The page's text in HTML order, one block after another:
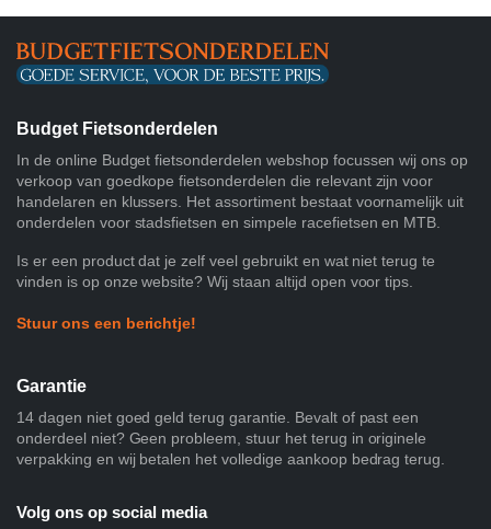
Budget Fietsonderdelen
In de online Budget fietsonderdelen webshop focussen wij ons op
verkoop van goedkope fietsonderdelen die relevant zijn voor
handelaren en klussers. Het assortiment bestaat voornamelijk uit
onderdelen voor stadsfietsen en simpele racefietsen en MTB.
Is er een product dat je zelf veel gebruikt en wat niet terug te
vinden is op onze website? Wij staan altijd open voor tips.
Stuur ons een berichtje!
Garantie
14 dagen niet goed geld terug garantie. Bevalt of past een
onderdeel niet? Geen probleem, stuur het terug in originele
verpakking en wij betalen het volledige aankoop bedrag terug.
Volg ons op social media